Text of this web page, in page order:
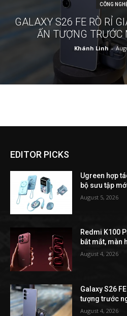
CÔNG
GALAXY S26 FE RÒ RỈ
ẤN TƯỢNG TRƯỚC
Khánh Linh -
EDITOR PICKS
Ugreen hợp
bộ sưu tập
August 5, 2026
Redmi K100
bắt mắt, màn
August 4, 2026
Galaxy S26
tượng trước
August 4, 2026